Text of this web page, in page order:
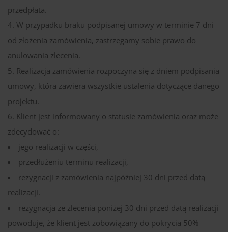
przedpłata.
W przypadku braku podpisanej umowy w terminie 7 dni
od złożenia zamówienia, zastrzegamy sobie prawo do
anulowania zlecenia.
Realizacja zamówienia rozpoczyna się z dniem podpisania
umowy, która zawiera wszystkie ustalenia dotyczące danego
projektu.
Klient jest informowany o statusie zamówienia oraz może
zdecydować o:
jego realizacji w części,
przedłużeniu terminu realizacji,
rezygnacji z zamówienia najpóźniej 30 dni przed datą
realizacji.
rezygnacja ze zlecenia poniżej 30 dni przed datą realizacji
powoduje, że klient jest zobowiązany do pokrycia 50%